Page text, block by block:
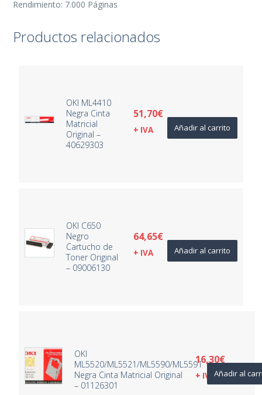
Rendimiento: 7.000 Páginas
Productos relacionados
OKI ML4410
Negra Cinta
Matricial
Original –
40629303
51,70€
+ IVA Añadir al carrito
OKI C650
Negro
Cartucho de
Toner Original
– 09006130
64,65€
+ IVA Añadir al carrito
OKI
ML5520/ML5521/ML5590/ML5591
Negra Cinta Matricial Original
– 01126301
16,30€
+ IVAAñadir al